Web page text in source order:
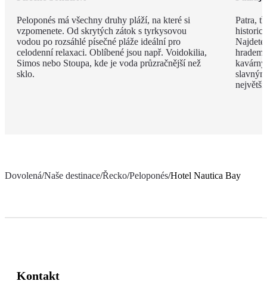
Peloponés má všechny druhy pláží, na které si
vzpomenete. Od skrytých zátok s tyrkysovou
vodou po rozsáhlé písečné pláže ideální pro
celodenní relaxaci. Oblíbené jsou např. Voidokilia,
Simos nebo Stoupa, kde je voda průzračnější než
sklo.
Patra,
Najdete
hradem
Dovolená/Naše destinace/Řecko/Peloponés/Hotel Nautica Bay
Kontakt